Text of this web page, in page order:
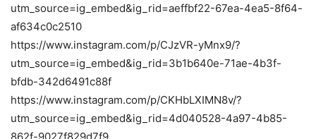
utm_source=ig_embed&ig_rid=aeffbf22-67ea-4ea5-8f64-
af634c0c2510
https://www.instagram.com/p/CJzVR-yMnx9/?
utm_source=ig_embed&ig_rid=3b1b640e-71ae-4b3f-
bfdb-342d6491c88f
https://www.instagram.com/p/CKHbLXIMN8v/?
utm_source=ig_embed&ig_rid=4d040528-4a97-4b85-
862f-9027f829d7f9